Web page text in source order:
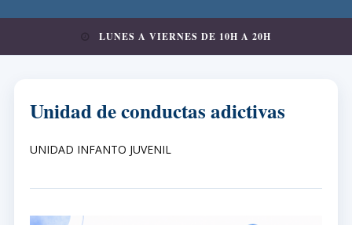
LUNES A VIERNES DE 10H A 20H
Unidad de conductas adictivas
UNIDAD INFANTO JUVENIL